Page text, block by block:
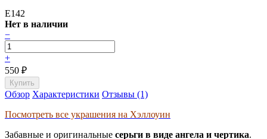
E142
Нет в наличии
−
+
550 ₽
Обзор Характеристики Отзывы (1)
Посмотреть все украшения на Хэллоуин
Забавные и оригинальные серьги в виде ангела и чертика.